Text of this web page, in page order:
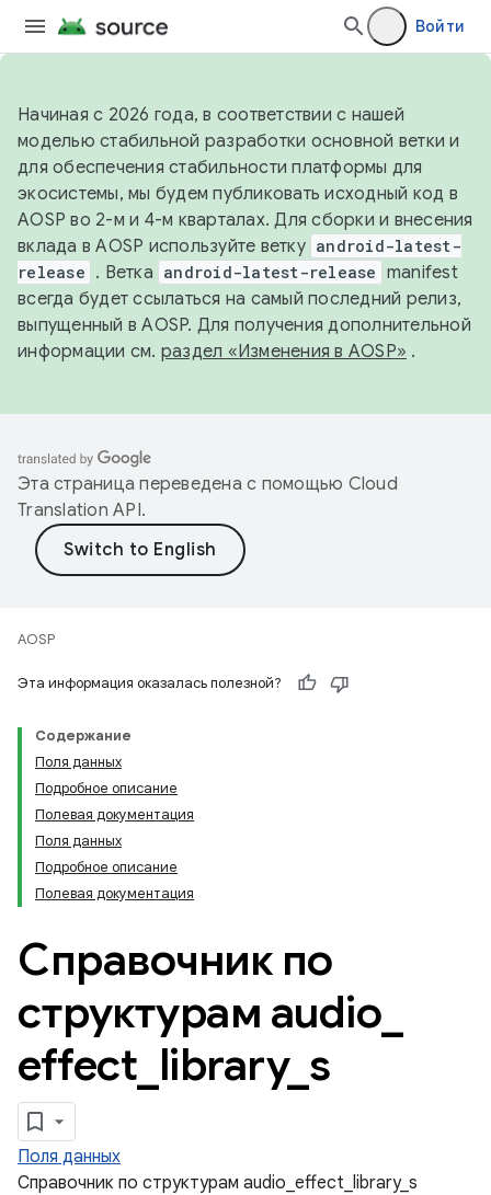
Войти
Начиная с 2026 года, в соответствии с нашей
моделью стабильной разработки основной ветки и
для обеспечения стабильности платформы для
экосистемы, мы будем публиковать исходный код в
AOSP во 2-м и 4-м кварталах. Для сборки и внесения
вклада в AOSP используйте ветку android-latest-
release . Ветка android-latest-release manifest
всегда будет ссылаться на самый последний релиз,
выпущенный в AOSP. Для получения дополнительной
информации см. раздел «Изменения в AOSP» .
Эта страница переведена с помощью Cloud
Translation API.
AOSP
Эта информация оказалась полезной?
Содержание
Поля данных
Подробное описание
Полевая документация
Поля данных
Подробное описание
Полевая документация
Справочник по
структурам audio
effect library_ s
Поля данных
Справочник по структурам audio_effect_library_s